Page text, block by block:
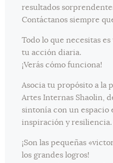
resultados
Contáctanos siempre
Todo lo que necesitas
tu acción diaria.
¡Verás cómo funciona!
Asocia tu propósito a la
Artes Internas Shaolin,
sintonía con un espacio
inspiración y resiliencia.
¡Son las pequeñas
los grandes logros!